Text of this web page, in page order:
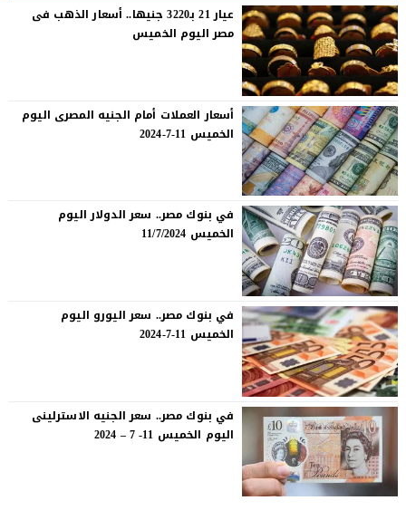
عيار 21 بـ3220 جنيها.. أسعار الذهب فى
مصر اليوم الخميس
أسعار العملات أمام الجنيه المصرى اليوم
الخميس 11-7-2024
في بنوك مصر.. سعر الدولار اليوم
الخميس 11/7/2024
في بنوك مصر.. سعر اليورو اليوم
الخميس 11-7-2024
في بنوك مصر.. سعر الجنيه الاسترلينى
اليوم الخميس 11- 7 – 2024